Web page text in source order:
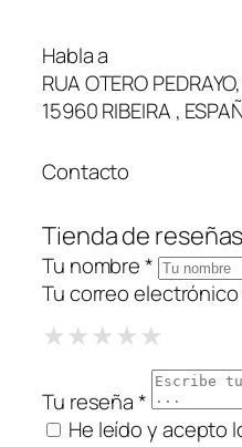
Habla a
RUA OTERO
15960 RIBEIRA ,
Contacto
Tienda de reseñas
Tu nombre *
Tu correo electrónico
★1 Star
★★2 Stars
★★★3
★★★★4
★★★★★
Tu reseña *
He leído y acepto